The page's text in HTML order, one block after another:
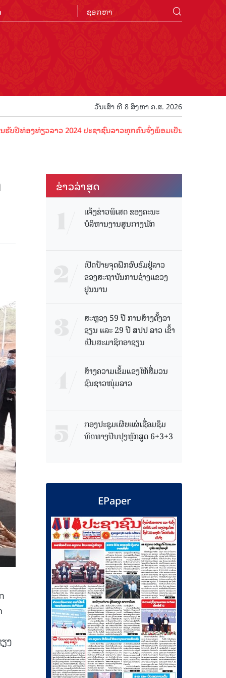
ວັນເສົາ ທີ 8 ສິງຫາ ຄ.ສ. 2026
ງທ່ຽວລາວ 2024 ປະຊາຊົນລາວທຸກຄົນຈົ່ງພ້ອມເປັນເຈົ້າພາບທີ່ດີ ຕ້ອນຮັ
ງ
ຂ່າວ​ລ່າ​ສຸດ
ແຈ້ງຂ່າວພິເສດ ຂອງຄະນະ
ບໍລິຫານງານສູນກາງພັກ
ເປີດປ້າຍຈຸດຝຶກອົບຮົມຢູ່ລາວ
ຂອງສະຖາບັນການຊ່າງແຂວງ
ຢູນນານ
ສະຫຼອງ 59 ປີ ການສ້າງຕັ້ງອາ
ຊຽນ ແລະ 29 ປີ ສປປ ລາວ ເຂົ້າ
ເປັນສະມາຊິກອາຊຽນ
ສ້າງຄວາມເຂັ້ມແຂງໃຫ້ສື່ມວນ
ຊົນຊາວໜຸ່ມລາວ
ກອງປະຊຸມເຜີຍແຜ່ເຊື່ອມຊຶມ
ທິດທາງປັບປຸງຫຼັກສູດ 6+3+3
EPaper